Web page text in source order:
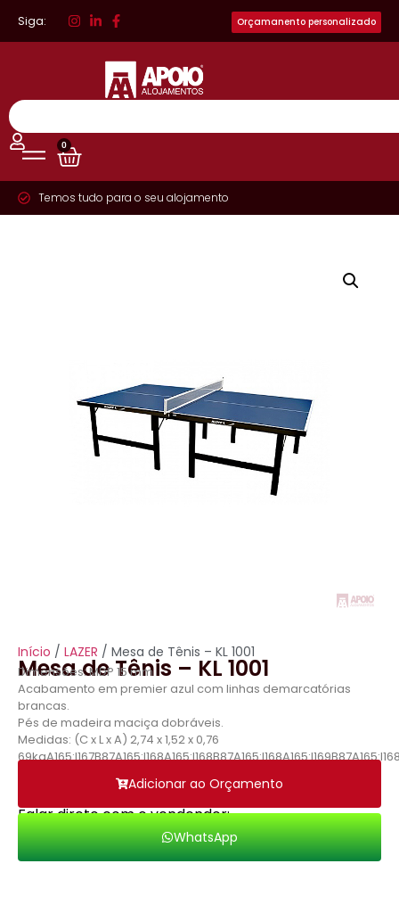
Siga: Orçamanento personalizado
0
Temos tudo para o seu alojamento
Início / LAZER / Mesa de Tênis – KL 1001
Mesa de Tênis – KL 1001
Dimensões: MDP 15 mm
Acabamento em premier azul com linhas demarcatórias
brancas.
Pés de madeira maciça dobráveis.
Medidas: (C x L x A) 2,74 x 1,52 x 0,76
Adicionar ao Orçamento
Falar direto com o vendendor:
WhatsApp